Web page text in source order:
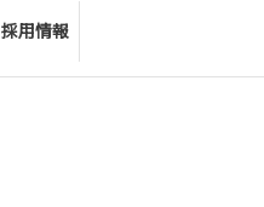
採用情報